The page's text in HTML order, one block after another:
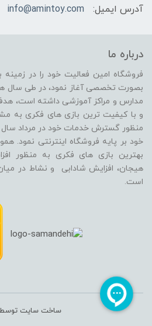
آدرس ایمیل:
info@amintoy.com
درباره ما
بصورت تخصصی آغاز نمود، در طی سال
مدارس و مراکز آموزشی داشته است،
و با کیفیت ترین بازی های فکری به
خود بر پایه فروشگاه اینترنتی نمود.
بهترین بازی های فکری به منظور
هیجان، افزایش شادابی و نشاط در
است.
ساخت سایت